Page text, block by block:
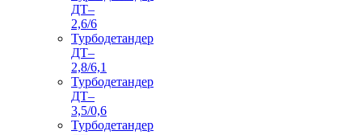
ДТ–
2,6/6
Турбодетандер
ДТ–
2,8/6,1
Турбодетандер
ДТ–
3,5/0,6
Турбодетандер